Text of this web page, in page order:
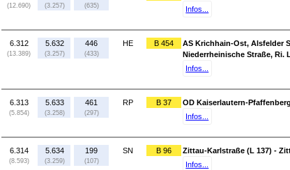
(12.690) (3.257) (635)
Infos...
6.312
(13.389)
5.632
(3.257)
446
(433)
HE B 454
AS Krichhain-Ost, Alsfelder
Niederrheinische Straße, Ri.
Infos...
6.313
(5.854)
5.633
(3.258)
461
(297)
RP B 37
OD Kaiserlautern-
Infos...
6.314
(8.593)
5.634
(3.259)
199
(107)
SN B 96
Zittau-Karlstraße (L 137) -
Infos...